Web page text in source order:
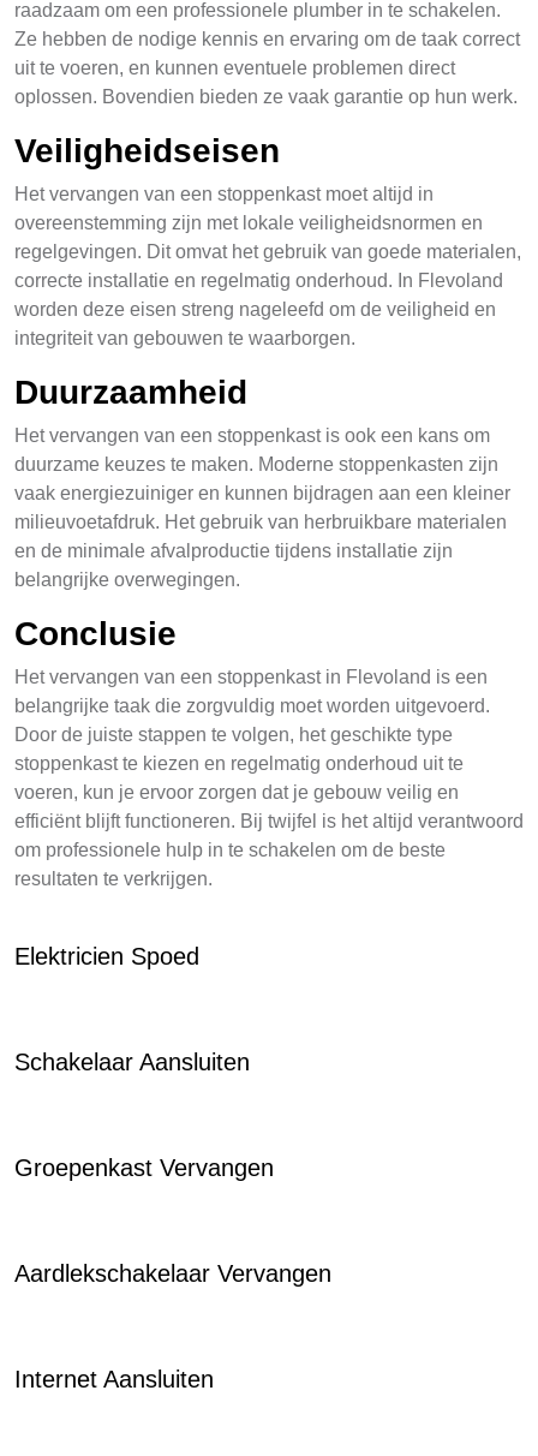
raadzaam om een professionele plumber in te schakelen.
Ze hebben de nodige kennis en ervaring om de taak correct
uit te voeren, en kunnen eventuele problemen direct
oplossen. Bovendien bieden ze vaak garantie op hun werk.
Veiligheidseisen
Het vervangen van een stoppenkast moet altijd in
overeenstemming zijn met lokale veiligheidsnormen en
regelgevingen. Dit omvat het gebruik van goede materialen,
correcte installatie en regelmatig onderhoud. In Flevoland
worden deze eisen streng nageleefd om de veiligheid en
integriteit van gebouwen te waarborgen.
Duurzaamheid
Het vervangen van een stoppenkast is ook een kans om
duurzame keuzes te maken. Moderne stoppenkasten zijn
vaak energiezuiniger en kunnen bijdragen aan een kleiner
milieuvoetafdruk. Het gebruik van herbruikbare materialen
en de minimale afvalproductie tijdens installatie zijn
belangrijke overwegingen.
Conclusie
Het vervangen van een stoppenkast in Flevoland is een
belangrijke taak die zorgvuldig moet worden uitgevoerd.
Door de juiste stappen te volgen, het geschikte type
stoppenkast te kiezen en regelmatig onderhoud uit te
voeren, kun je ervoor zorgen dat je gebouw veilig en
efficiënt blijft functioneren. Bij twijfel is het altijd verantwoord
om professionele hulp in te schakelen om de beste
resultaten te verkrijgen.
Elektricien Spoed
Schakelaar Aansluiten
Groepenkast Vervangen
Aardlekschakelaar Vervangen
Internet Aansluiten